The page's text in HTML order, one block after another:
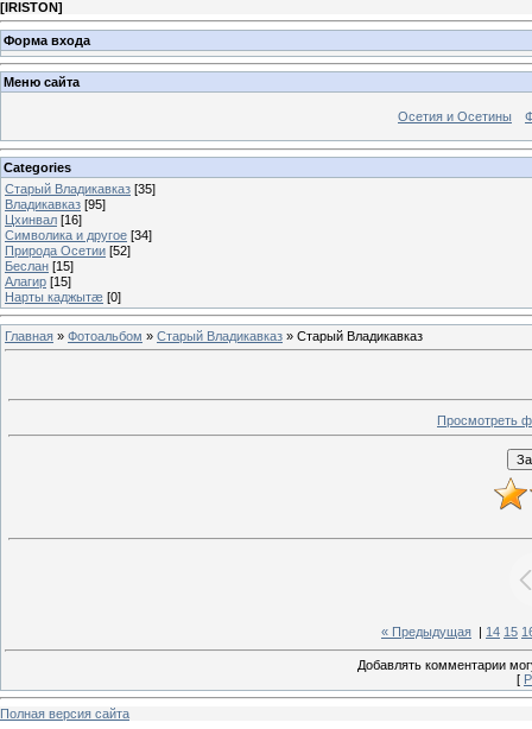
[IRISTON]
Форма входа
Меню сайта
Осетия и Осетины
Categories
Старый Владикавказ [35]
Владикавказ [95]
Цхинвал [16]
Символика и другое [34]
Природа Осетии [52]
Беслан [15]
Алагир [15]
Нарты каджытæ [0]
Главная » Фотоальбом » Старый Владикавказ » Старый Владикавказ
Просмотреть
« Предыдущая 14 15
Добавлять комментарии
[
Полная версия сайта